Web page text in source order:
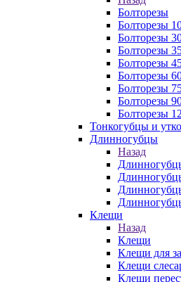
Болторезы
Болторезы
Болторезы
Болторезы
Болторезы
Болторезы
Болторезы
Болторезы
Болторезы
Тонкогубцы и
Длинногубцы
Назад
Клещи
Назад
Клещи
Клещи для
Клещи
Клещи